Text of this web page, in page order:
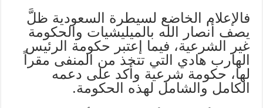
فالإعلام الخاضع لسيطرة السعودية ظلَّ
يصف أنصار الله بالميليشيات والحكومة
غير الشرعية، فيما إعتبر حكومة الرئيس
الهارب هادي التي تتخذ من المنفى مقراً
لها، حكومة شرعية وأكد على دعمه
الكامل والشامل لهذه الحكومة.